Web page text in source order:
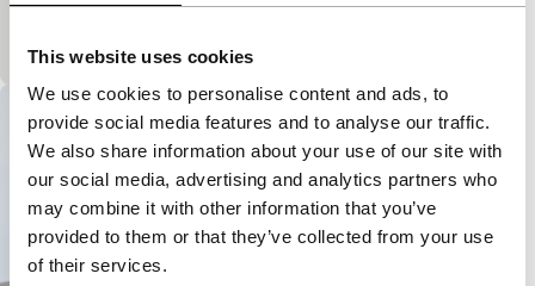
This website uses cookies
We use cookies to personalise content and ads, to
provide social media features and to analyse our traffic.
We also share information about your use of our site with
our social media, advertising and analytics partners who
may combine it with other information that you’ve
provided to them or that they’ve collected from your use
of their services.
eigen innerlijke dramatiek en muziekstijl om de